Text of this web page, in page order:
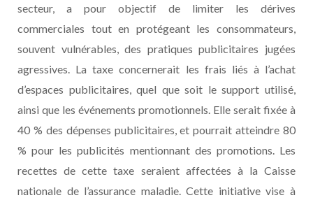
secteur, a pour objectif de limiter les dérives
commerciales tout en protégeant les consommateurs,
souvent vulnérables, des pratiques publicitaires jugées
agressives. La taxe concernerait les frais liés à l’achat
d’espaces publicitaires, quel que soit le support utilisé,
ainsi que les événements promotionnels. Elle serait fixée à
40 % des dépenses publicitaires, et pourrait atteindre 80
% pour les publicités mentionnant des promotions. Les
recettes de cette taxe seraient affectées à la Caisse
nationale de l’assurance maladie. Cette initiative vise à